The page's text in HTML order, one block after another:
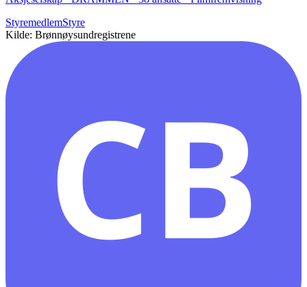
StyremedlemStyre
Kilde: Brønnøysundregistrene
CB